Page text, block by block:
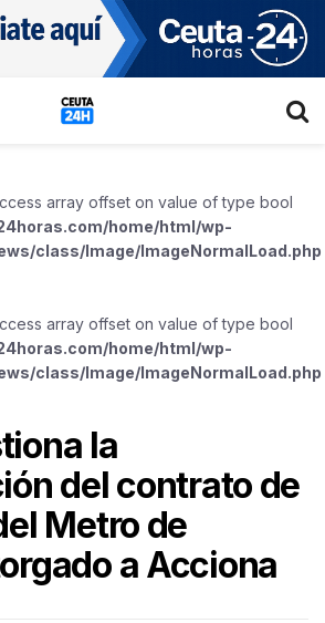
array offset on value of type bool
home/html/wp-
class/Image/ImageNormalLoad.php
array offset on value of type bool
home/html/wp-
class/Image/ImageNormalLoad.php
la
del contrato de
Metro de
a Acciona